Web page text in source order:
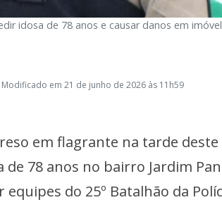
idosa de 78 anos e causar danos em
Modificado em 21 de junho de 2026 às 11h59
em flagrante na tarde deste
78 anos no bairro Jardim
do 25º Batalhão da